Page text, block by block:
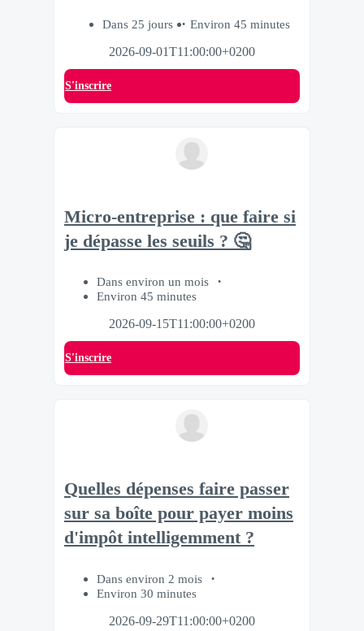
Dans 25 jours
Environ 45 minutes
2026-09-01T11:00:00+0200
S'inscrire
Micro-entreprise : que faire si
je dépasse les seuils ? 🤔
Dans environ un mois
Environ 45 minutes
2026-09-15T11:00:00+0200
S'inscrire
Quelles dépenses faire passer
sur sa boîte pour payer moins
d'impôt intelligemment ?
Dans environ 2 mois
Environ 30 minutes
2026-09-29T11:00:00+0200